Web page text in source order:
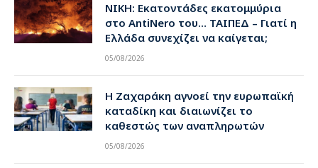
ΝΙΚΗ: Εκατοντάδες εκατομμύρια
στο AntiNero του… ΤΑΙΠΕΔ – Γιατί η
Ελλάδα συνεχίζει να καίγεται;
05/08/2026
Η Ζαχαράκη αγνοεί την ευρωπαϊκή
καταδίκη και διαιωνίζει το
καθεστώς των αναπληρωτών
05/08/2026